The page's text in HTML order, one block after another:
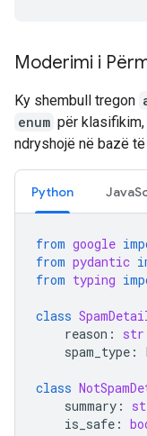
Moderimi i
Ky shembull tregon
enum për
ndryshojë në bazë
Python
from google
from pydantic
from typing
class
reason : str
spam_type :
class
summary :
is_safe :